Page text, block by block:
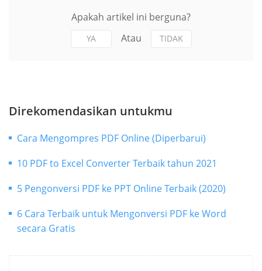
Apakah artikel ini berguna?
YA Atau TIDAK
Direkomendasikan untukmu
Cara Mengompres PDF Online (Diperbarui)
10 PDF to Excel Converter Terbaik tahun 2021
5 Pengonversi PDF ke PPT Online Terbaik (2020)
6 Cara Terbaik untuk Mengonversi PDF ke Word
secara Gratis